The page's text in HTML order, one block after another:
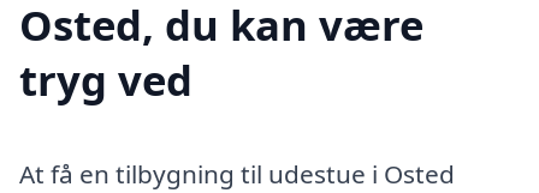
Osted, du kan være
tryg ved
At få en tilbygning til udestue i Osted